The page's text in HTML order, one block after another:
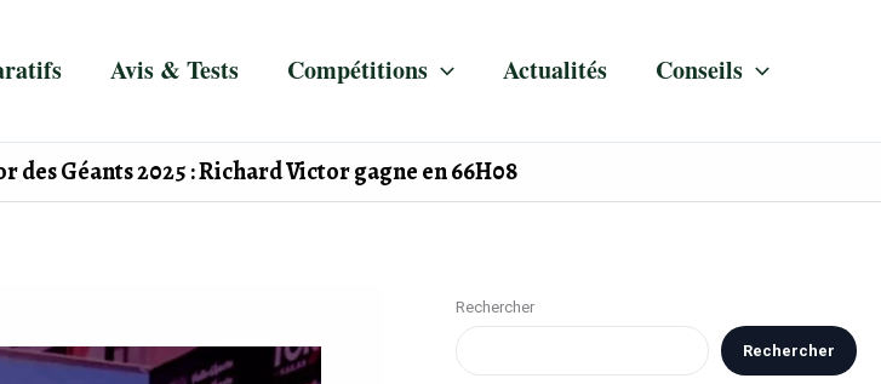
Avis & Tests Compétitions Actualités Conseils
des Géants 2025 : Richard Victor gagne en 66H08
Rechercher
Rechercher